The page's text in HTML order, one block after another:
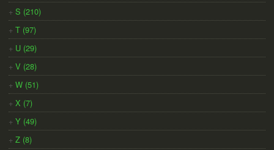
S (210)
T (97)
U (29)
V (28)
W (51)
X (7)
Y (49)
Z (8)